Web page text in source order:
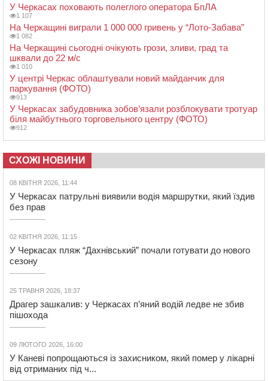
У Черкасах поховають полеглого оператора БпЛА
1 107
На Черкащині виграли 1 000 000 гривень у “Лото-Забава”
1 082
На Черкащині сьогодні очікують грози, зливи, град та
шквали до 22 м/с
1 010
У центрі Черкас облаштували новий майданчик для
паркування (ФОТО)
913
У Черкасах забудовника зобов’язали розблокувати тротуар
біля майбутнього торговельного центру (ФОТО)
912
СХОЖІ НОВИНИ
08 КВІТНЯ 2026, 11:44
У Черкасах патрульні виявили водія маршрутки, який їздив
без прав
02 КВІТНЯ 2026, 11:15
У Черкасах пляж “Дахнівський” почали готувати до нового
сезону
25 ТРАВНЯ 2026, 18:37
Драгер зашкалив: у Черкасах п’яний водій ледве не збив
пішохода
09 ЛЮТОГО 2026, 16:00
У Каневі попрощаються із захисником, який помер у лікарні
від отриманих під ч...